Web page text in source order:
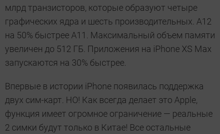
млрд транзисторов, которые образуют четыре
графических ядра и шесть производительных. A12
на 50% быстрее A11. Максимальный объем памяти
увеличен до 512 ГБ. Приложения на iPhone XS Max
запускаются на 30% быстрее.
Впервые в истории iPhone появилась поддержка
двух сим-карт. НО! Как всегда делает это Applе,
функция имеет огромное ограничение — реальные
2 симки будут только в Китае! Все остальные